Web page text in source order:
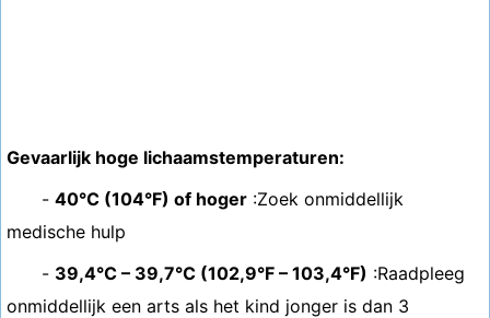
Gevaarlijk hoge lichaamstemperaturen:
- 40°C (104°F) of hoger :Zoek onmiddellijk
medische hulp
- 39,4°C – 39,7°C (102,9°F – 103,4°F) :Raadpleeg
onmiddellijk een arts als het kind jonger is dan 3